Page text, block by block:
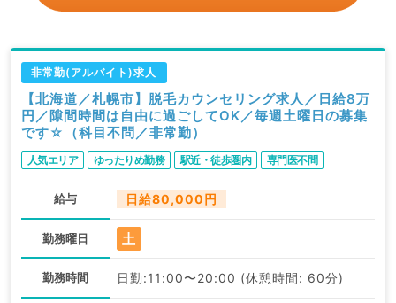
非常勤(アルバイト)求人
【北海道／札幌市】脱毛カウンセリング求人／日給8万
円／隙間時間は自由に過ごしてOK／毎週土曜日の募集
です☆（科目不問／非常勤）
人気エリア ゆったりめ勤務 駅近・徒歩圏内 専門医不問
給与 日給80,000円
勤務曜日 土
勤務時間 日勤:11:00〜20:00 (休憩時間: 60分)